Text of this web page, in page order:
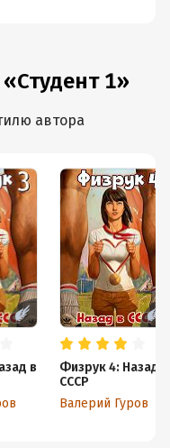
1»
автора
в
Физрук 4: Назад в
СССР
Валерий Гуров